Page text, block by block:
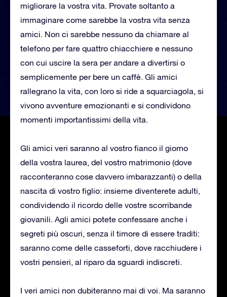
migliorare la vostra vita. Provate soltanto a
immaginare come sarebbe la vostra vita senza
amici. Non ci sarebbe nessuno da chiamare al
telefono per fare quattro chiacchiere e nessuno
con cui uscire la sera per andare a divertirsi o
semplicemente per bere un caffè. Gli amici
rallegrano la vita, con loro si ride a squarciagola, si
vivono avventure emozionanti e si condividono
momenti importantissimi della vita.
Gli amici veri saranno al vostro fianco il giorno
della vostra laurea, del vostro matrimonio (dove
racconteranno cose davvero imbarazzanti) o della
nascita di vostro figlio: insieme diventerete adulti,
condividendo il ricordo delle vostre scorribande
giovanili. Agli amici potete confessare anche i
segreti più oscuri, senza il timore di essere traditi:
saranno come delle casseforti, dove racchiudere i
vostri pensieri, al riparo da sguardi indiscreti.
I veri amici non dubiteranno mai di voi. Ma saranno